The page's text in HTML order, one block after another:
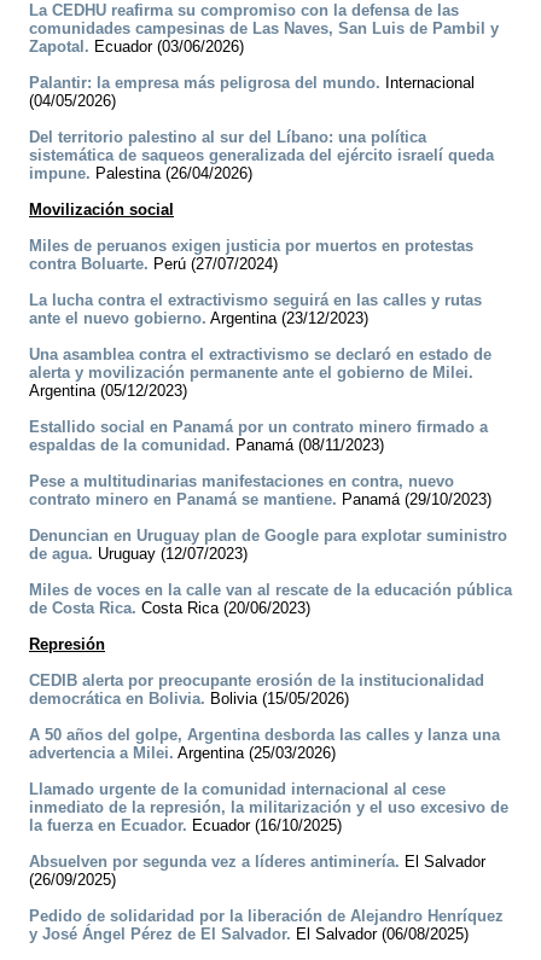
La CEDHU reafirma su compromiso con la defensa de las
comunidades campesinas de Las Naves, San Luis de Pambil y
Zapotal. Ecuador (03/06/2026)
Palantir: la empresa más peligrosa del mundo. Internacional
(04/05/2026)
Del territorio palestino al sur del Líbano: una política
sistemática de saqueos generalizada del ejército israelí queda
impune. Palestina (26/04/2026)
Movilización social
Miles de peruanos exigen justicia por muertos en protestas
contra Boluarte. Perú (27/07/2024)
La lucha contra el extractivismo seguirá en las calles y rutas
ante el nuevo gobierno. Argentina (23/12/2023)
Una asamblea contra el extractivismo se declaró en estado de
alerta y movilización permanente ante el gobierno de Milei.
Argentina (05/12/2023)
Estallido social en Panamá por un contrato minero firmado a
espaldas de la comunidad. Panamá (08/11/2023)
Pese a multitudinarias manifestaciones en contra, nuevo
contrato minero en Panamá se mantiene. Panamá (29/10/2023)
Denuncian en Uruguay plan de Google para explotar suministro
de agua. Uruguay (12/07/2023)
Miles de voces en la calle van al rescate de la educación pública
de Costa Rica. Costa Rica (20/06/2023)
Represión
CEDIB alerta por preocupante erosión de la institucionalidad
democrática en Bolivia. Bolivia (15/05/2026)
A 50 años del golpe, Argentina desborda las calles y lanza una
advertencia a Milei. Argentina (25/03/2026)
Llamado urgente de la comunidad internacional al cese
inmediato de la represión, la militarización y el uso excesivo de
la fuerza en Ecuador. Ecuador (16/10/2025)
Absuelven por segunda vez a líderes antiminería. El Salvador
(26/09/2025)
Pedido de solidaridad por la liberación de Alejandro Henríquez
y José Ángel Pérez de El Salvador. El Salvador (06/08/2025)